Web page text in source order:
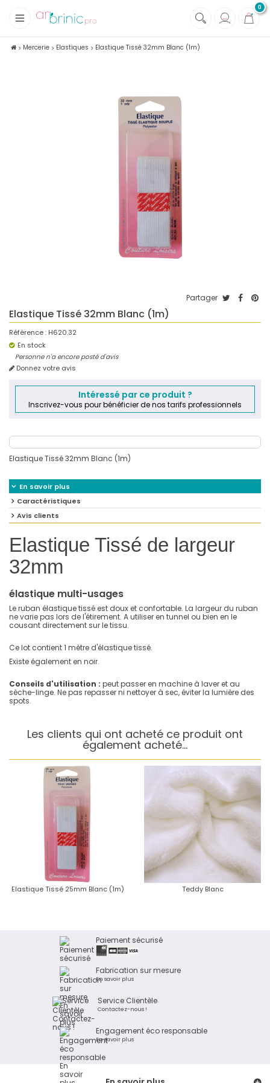
0
Tissus
Mercerie Elastiques Elastique Tissé 32mm Blanc (1m)
Partager
Elastique Tissé 32mm Blanc (1m)
Référence : H620.32
En stock
Personne n'a encore posté d'avis
Donnez votre avis
Intéressé par ce produit ?
Inscrivez-vous pour bénéficier de nos tarifs professionnels
Elastique Tissé 32mm Blanc (1m)
En savoir plus
Caractéristiques
Avis clients
Elastique Tissé de largeur
32mm
élastique multi-usages
Le ruban élastique tissé est doux et confortable. La largeur du ruban
ne varie pas lors de l'étirement. A utiliser en tunnel ou bien en le
cousant directement sur le tissu.
Ce lot contient 1 mètre d'élastique tissé.
Existe également en noir.
Conseils d'utilisation : peut passer en machine à laver et au
sèche-linge. Ne pas repasser ni nettoyer à sec, éviter la lumière des
spots.
Les clients qui ont acheté ce produit ont
également acheté...
Elastique Tissé 25mm Blanc (1m) Teddy Blanc
Paiement sécurisé
Fabrication sur mesure
En savoir plus
Service Clientèle
Contactez-nous !
Engagement éco responsable
En savoir plus